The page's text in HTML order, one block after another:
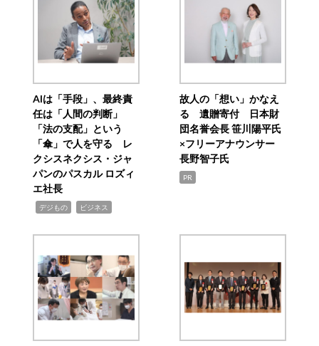
AIは「手段」、最終責
任は「人間の判断」
「法の支配」という
「傘」で人を守る レ
クシスネクシス・ジャ
パンのパスカル ロズィ
エ社長
デジもの ビジネス
故人の「想い」かなえ
る 遺贈寄付 日本財
団名誉会長 笹川陽平氏
×フリーアナウンサー
長野智子氏
PR